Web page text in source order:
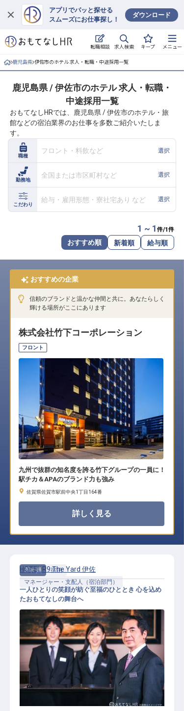
アプリでパッと探せる
スムーズにお仕事探し！
ダウンロード
転職相談 求人検索 キープ メニュー
ログイン
求人・施設を探す
就職・転職 合同説明会
おもてなしHRについて
ご利用の流れ
よくある質問
ホテル・宿泊業界情報コラム
転職サポートに申し込む
採用をお考えの企業様へ
鹿児島県 伊佐市のホテル 求人・転職・中途採用一覧
鹿児島県 / 伊佐市のホテル 求人・転職・
中途採用一覧
おもてなしHRでは、鹿児島県 / 伊佐市のホテル・旅
館などの宿泊業界のお仕事を多数ご紹介いたしま
す。
職種
フロント・料飲など 選択
勤務地
全国または市区町村など 選択
こだわり
給与・雇用形態・寮社宅あり など 選択
1 ~ 1 件/1 件
おすすめ順 新着順 給与順
おすすめの企業
信頼のブランドと温かな仲間と共に。あなたらしく
輝ける場所がここにあります
株式会社竹下コーポレーション
フロント
九州で抜群の知名度を誇る竹下グループの一員に！
駅チカ＆APAのブランド力も強み
佐賀県佐賀市駅前中央1丁目164番
詳しく見る
正社員
宿泊
マネージャー・支配人（宿泊部門）
【HOTEL R9 The Yard 伊佐】運営マ
ネージャー
HOTEL R9 The Yard 伊佐
一人ひとりの笑顔が紡ぐ至福のひととき 心を込め
たおもてなしの舞台へ